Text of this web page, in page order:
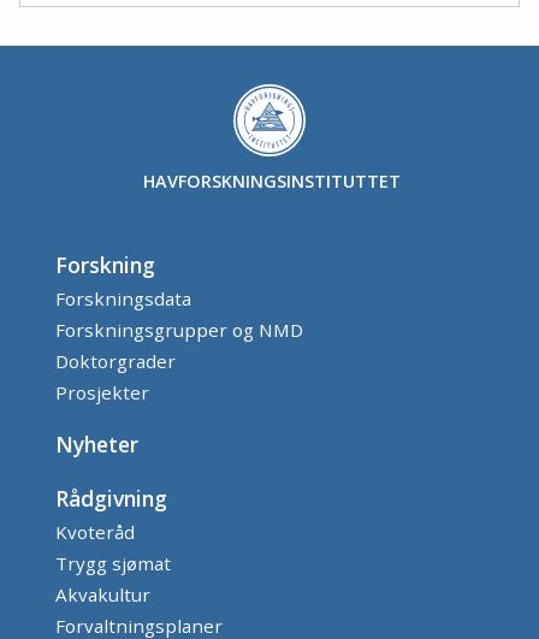
HAVFORSKNINGSINSTITUTTET
Forskning
Forskningsdata
Forskningsgrupper og NMD
Doktorgrader
Prosjekter
Nyheter
Rådgivning
Kvoteråd
Trygg sjømat
Akvakultur
Forvaltningsplaner